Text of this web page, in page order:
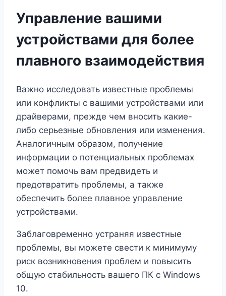
Управление вашими
устройствами для более
плавного взаимодействия
Важно исследовать известные проблемы
или конфликты с вашими устройствами или
драйверами, прежде чем вносить какие-
либо серьезные обновления или изменения.
Аналогичным образом, получение
информации о потенциальных проблемах
может помочь вам предвидеть и
предотвратить проблемы, а также
обеспечить более плавное управление
устройствами.
Заблаговременно устраняя известные
проблемы, вы можете свести к минимуму
риск возникновения проблем и повысить
общую стабильность вашего ПК с Windows
10.